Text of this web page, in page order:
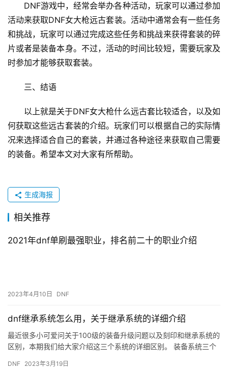
DNF游戏中，经常会举办各种活动，玩家可以通过参加
活动来获取DNF女大枪远古套装。活动中通常会有一些任务
和挑战，玩家可以通过完成这些任务和挑战来获得套装的碎
片或者是装备本身。不过，活动的时间比较短，需要玩家及
时参加才能够获取套装。
三、结语
以上就是关于DNF女大枪什么远古套比较适合，以及如
何获取这些远古套装的介绍。玩家们可以根据自己的实际情
况来选择适合自己的套装，并通过各种途径来获取自己需要
的装备。希望本文对大家有所帮助。
生成海报
相关推荐
2021年dnf单刷最强职业，排名前二十的职业介绍
2023年4月10日 DNF
dnf继承系统怎么用，关于继承系统的详细介绍
最近很多小可爱问关于100级的装备升级问题以及刻印和继承系统的
区别，本期我们给大家介绍这三个系统的详细区别。 装备系统三个
DNF 2023年3月19日